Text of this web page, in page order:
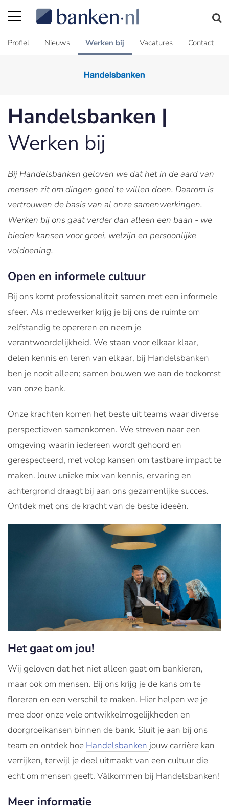
Profiel Nieuws Werken bij Vacatures Contact
Handelsbanken |
Werken bij
Bij Handelsbanken geloven we dat het in de aard van
mensen zit om dingen goed te willen doen. Daarom is
vertrouwen de basis van al onze samenwerkingen.
Werken bij ons gaat verder dan alleen een baan - we
bieden kansen voor groei, welzijn en persoonlijke
voldoening.
Open en informele cultuur
Bij ons komt professionaliteit samen met een informele
sfeer. Als medewerker krijg je bij ons de ruimte om
zelfstandig te opereren en neem je
verantwoordelijkheid. We staan voor elkaar klaar,
delen kennis en leren van elkaar, bij Handelsbanken
ben je nooit alleen; samen bouwen we aan de toekomst
van onze bank.
Onze krachten komen het beste uit teams waar diverse
perspectieven samenkomen. We streven naar een
omgeving waarin iedereen wordt gehoord en
gerespecteerd, met volop kansen om tastbare impact te
maken. Jouw unieke mix van kennis, ervaring en
achtergrond draagt bij aan ons gezamenlijke succes.
Ontdek met ons de kracht van de beste ideeën.
Het gaat om jou!
Wij geloven dat het niet alleen gaat om bankieren,
maar ook om mensen. Bij ons krijg je de kans om te
floreren en een verschil te maken. Hier helpen we je
mee door onze vele ontwikkelmogelijkheden en
doorgroeikansen binnen de bank. Sluit je aan bij ons
team en ontdek hoe Handelsbanken jouw carrière kan
verrijken, terwijl je deel uitmaakt van een cultuur die
echt om mensen geeft. Välkommen bij Handelsbanken!
Meer informatie